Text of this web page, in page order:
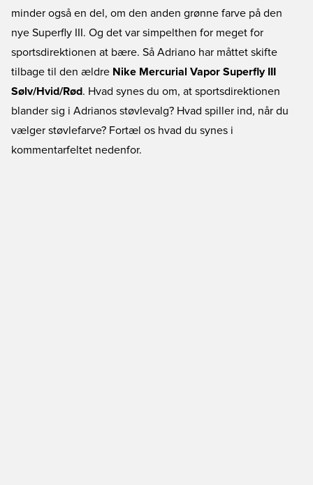
minder også en del, om den anden grønne farve på den
nye Superfly III. Og det var simpelthen for meget for
sportsdirektionen at bære. Så Adriano har måttet skifte
tilbage til den ældre Nike Mercurial Vapor Superfly III
Sølv/Hvid/Rød. Hvad synes du om, at sportsdirektionen
blander sig i Adrianos støvlevalg? Hvad spiller ind, når du
vælger støvlefarve? Fortæl os hvad du synes i
kommentarfeltet nedenfor.